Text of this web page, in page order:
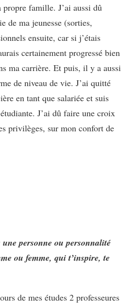
propre famille. J’ai aussi dû
de ma jeunesse (sorties,
ensuite, car si j’étais
certainement progressé bien
ma carrière. Et puis, il y a aussi
de niveau de vie. J’ai quitté
en tant que salariée et suis
J’ai dû faire une croix
privilèges, sur mon confort de
personne ou personnalité
ou femme, qui t’inspire, te
de mes études 2 professeures